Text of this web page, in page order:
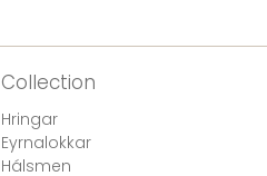
Collection
Hringar
Eyrnalokkar
Hálsmen